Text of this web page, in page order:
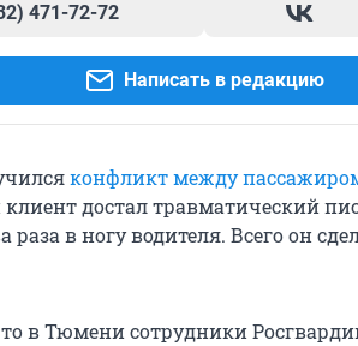
471-72-72
Написать в редакцию
конфликт между
достал травматический
в ногу водителя. Всего он
в Тюмени сотрудники